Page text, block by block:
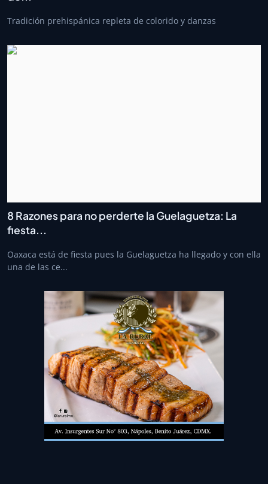
Tradición prehispánica repleta de colorido y danzas
8 Razones para no perderte la Guelaguetza: La
fiesta...
Oaxaca está de fiesta pues la Guelaguetza ha llegado y con ella
una de las ce...